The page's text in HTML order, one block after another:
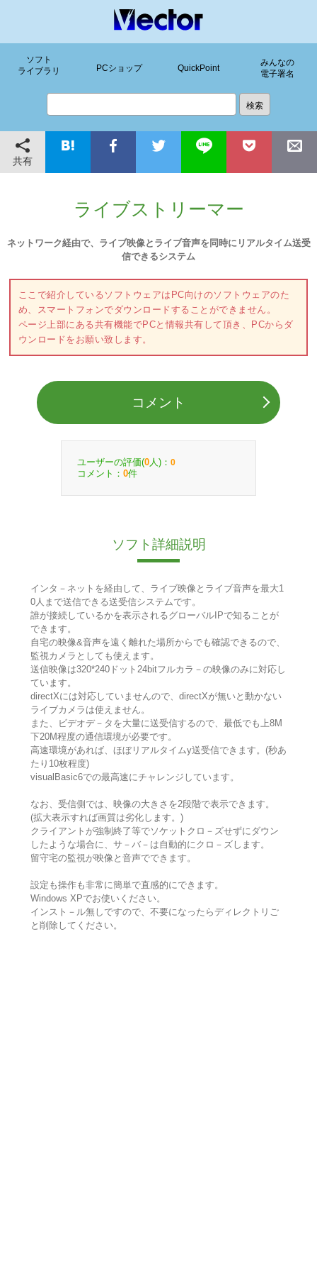
ソフト
ライブラリ
PCショップ QuickPoint
みんなの
電子署名
共有
ライブストリーマー
ネットワーク経由で、ライブ映像とライブ音声を同時にリアルタイム送受
信できるシステム
ここで紹介しているソフトウェアはPC向けのソフトウェアのた
め、スマートフォンでダウンロードすることができません。
ページ上部にある共有機能でPCと情報共有して頂き、PCからダ
ウンロードをお願い致します。
コメント
ユーザーの評価(0 人)： 0
コメント： 0件
ソフト詳細説明
インタ－ネットを経由して、ライブ映像とライブ音声を最大1
0人まで送信できる送受信システムです。
誰が接続しているかを表示されるグローバルIPで知ることが
できます。
自宅の映像&音声を遠く離れた場所からでも確認できるので、
監視カメラとしても使えます。
送信映像は320*240ドット24bitフルカラ－の映像のみに対応し
ています。
directXには対応していませんので、directXが無いと動かない
ライブカメラは使えません。
また、ビデオデ－タを大量に送受信するので、最低でも上8M
下20M程度の通信環境が必要です。
高速環境があれば、ほぼリアルタイムy送受信できます。(秒あ
たり10枚程度)
visualBasic6での最高速にチャレンジしています。
なお、受信側では、映像の大きさを2段階で表示できます。
(拡大表示すれば画質は劣化します。)
クライアントが強制終了等でソケットクロ－ズせずにダウン
したような場合に、サ－バ－は自動的にクロ－ズします。
留守宅の監視が映像と音声でできます。
設定も操作も非常に簡単で直感的にできます。
Windows XPでお使いください。
インスト－ル無しですので、不要になったらディレクトリご
と削除してください。